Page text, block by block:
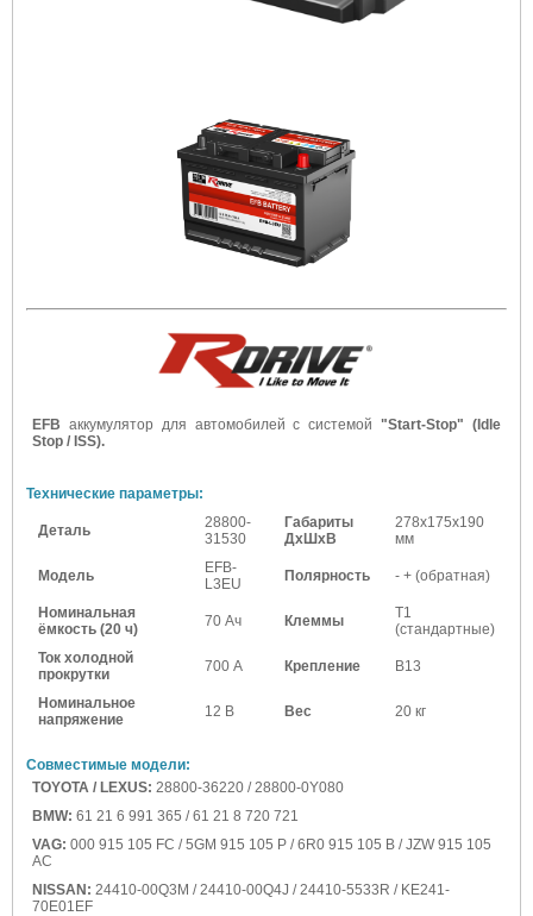
EFB аккумулятор для автомобилей с системой"Start-Stop" (Idle
Stop / ISS).
Технические параметры:
Деталь
28800-
31530
Габариты
ДхШхВ
278x175x190
мм
Модель
EFB-
L3EU
Полярность - + (обратная)
Номинальная
ёмкость (20 ч)
70 Ач Клеммы
Т1
(стандартные)
Ток холодной
прокрутки
700 А Крепление B13
Номинальное
напряжение
12 В Вес 20 кг
Совместимые модели:
TOYOTA / LEXUS: 28800-36220 / 28800-0Y080
BMW: 61 21 6 991 365 / 61 21 8 720 721
VAG: 000 915 105 FC / 5GM 915 105 P / 6R0 915 105 B / JZW 915 105
AC
NISSAN: 24410-00Q3M / 24410-00Q4J / 24410-5533R / KE241-
70E01EF